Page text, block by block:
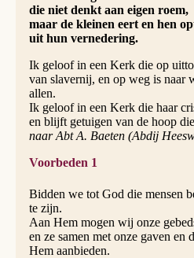
die niet denkt aan eigen roem,
maar de kleinen eert en hen
uit hun vernedering.
Ik geloof in een Kerk die op
van slavernij, en op weg is
allen.
Ik geloof in een Kerk die haar
en blijft getuigen van de hoop
naar Abt A. Baeten (Abdij
Voorbeden 1
Bidden we tot God die mensen
te zijn.
Aan Hem mogen wij onze
en ze samen met onze gaven en
Hem aanbieden.